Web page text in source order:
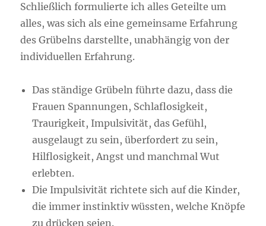
Schließlich formulierte ich alles Geteilte um
alles, was sich als eine gemeinsame Erfahrung
des Grübelns darstellte, unabhängig von der
individuellen Erfahrung.
Das ständige Grübeln führte dazu, dass die
Frauen Spannungen, Schlaflosigkeit,
Traurigkeit, Impulsivität, das Gefühl,
ausgelaugt zu sein, überfordert zu sein,
Hilflosigkeit, Angst und manchmal Wut
erlebten.
Die Impulsivität richtete sich auf die Kinder,
die immer instinktiv wüssten, welche Knöpfe
zu drücken seien.